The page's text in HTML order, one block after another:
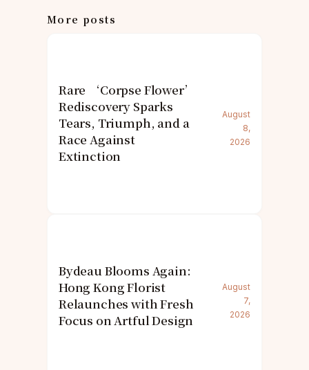
More posts
Rare ‘Corpse Flower’
Rediscovery Sparks
Tears, Triumph, and a
Race Against
Extinction
August
8,
2026
Bydeau Blooms Again:
Hong Kong Florist
Relaunches with Fresh
Focus on Artful Design
August
7,
2026